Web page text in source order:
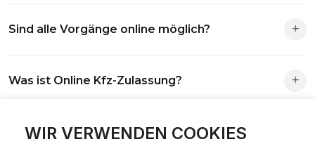
WIR VERWENDEN COOKIES
Antrag wird automatisch an die richtige Stelle weitergeleitet.
Sind alle Vorgänge online möglich?
Abmeldungen für Fahrzeuge mit Erstzulassung vor dem
Was ist Online Kfz-Zulassung?
ummelden oder abmelden kannst – inklusive Dateneingabe,
Welche Vorteile gibt es?